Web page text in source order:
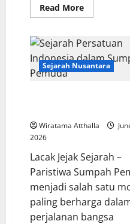
Read MoreRead
more
Keabadian
dalam
Mitologi
yang
Sejarah Nusantara
Wiratama Atthalla
2026
Lacak Jejak Sejarah –
Paristiwa Sumpah
menjadi salah satu
paling berharga
perjalanan bangsa